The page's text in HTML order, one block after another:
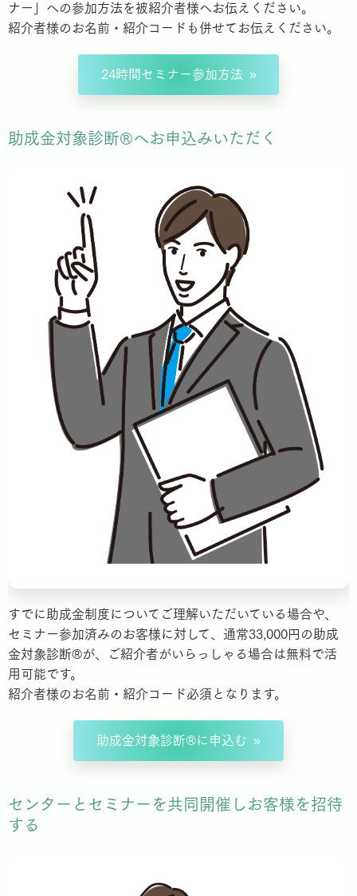
ナー」への参加方法を被紹介者様へお伝えください。
紹介者様のお名前・紹介コードも併せてお伝えください。
24時間セミナー参加方法
助成金対象診断®️へお申込みいただく
すでに助成金制度についてご理解いただいている場合や、
セミナー参加済みのお客様に対して、通常33,000円の助成
金対象診断®️が、ご紹介者がいらっしゃる場合は無料で活
用可能です。
紹介者様のお名前・紹介コード必須となります。
助成金対象診断®︎に申込む
センターとセミナーを共同開催しお客様を招待
する